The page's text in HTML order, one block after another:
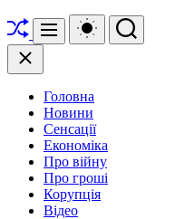
Перетасувати
Меню
Перемикач
кольорового
Пошук
Закрити
Головна
Новини
Сенсації
Економіка
Про війну
Про гроші
Корупція
Відео